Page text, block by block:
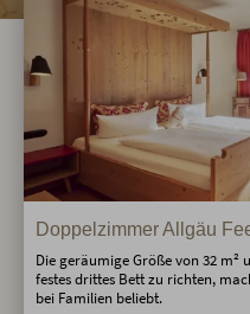
Doppelzimmer Allgäu
Die geräumige Größe von 32 m²
festes drittes Bett zu richten,
bei Familien beliebt.